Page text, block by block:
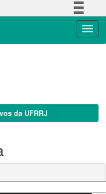
da UFRRJ